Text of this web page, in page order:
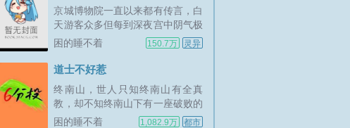
京城博物院一直以来都有传言，白
天游客众多但每到深夜宫中阴气极
重，提着灯笼的宫女，抬着轿子的
市，我们陈家三代人镇守京城博物
守宫八方，安稳太平，直到我有一
天走出宫中...
困的睡不着 150.7万 灵异
道士不好惹
终南山，世人只知终南山有全真
教，却不知终南山下有一座破败的
道观。世人只知茅山善捉鬼，天师
困的睡不着 1,082.9万 都市